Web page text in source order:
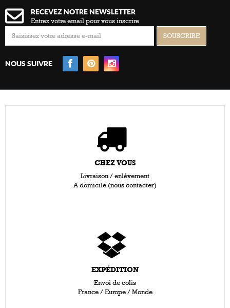
RECEVEZ NOTRE NEWSLETTER
Entrez votre email pour vous inscrire
NOUS SUIVRE
CHEZ VOUS
Livraison / enlèvement
A domicile (nous contacter)
EXPÉDITION
Envoi de colis
France / Europe / Monde